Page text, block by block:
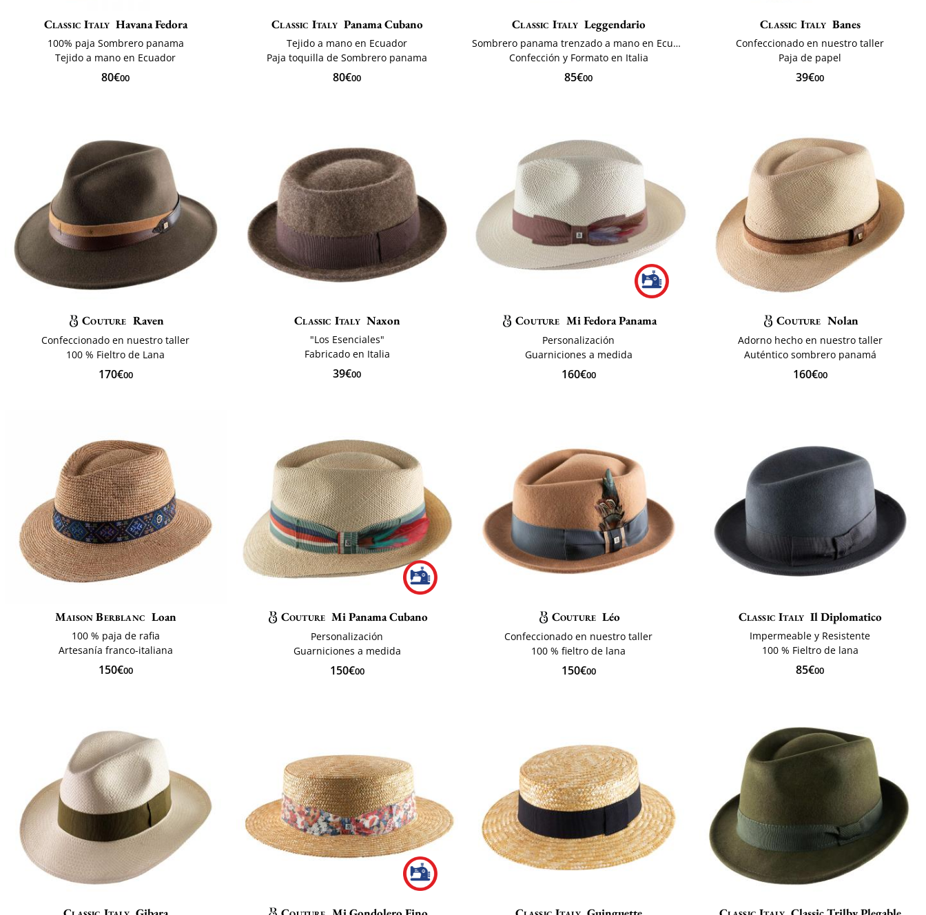
Classic Italy Havana Fedora
100% paja Sombrero panama
Tejido a mano en Ecuador
80€00
Classic Italy Panama Cubano
Tejido a mano en Ecuador
Paja toquilla de Sombrero panama
80€00
Classic Italy Leggendario
Sombrero panama trenzado a mano en Ecuador
Confección y Formato en Italia
85€00
Classic Italy Banes
Confeccionado en nuestro taller
Paja de papel
39€00
Couture Raven
Confeccionado en nuestro taller
100 % Fieltro de Lana
170€00
Classic Italy Naxon
"Los Esenciales"
Fabricado en Italia
39€00
Couture Mi Fedora Panama
Personalización
Guarniciones a medida
160€00
Couture Nolan
Adorno hecho en nuestro taller
Auténtico sombrero panamá
160€00
Maison Berblanc Loan
100 % paja de rafia
Artesanía franco-italiana
150€00
Couture Mi Panama Cubano
Personalización
Guarniciones a medida
150€00
Couture Léo
Confeccionado en nuestro taller
100 % fieltro de lana
150€00
Classic Italy Il Diplomatico
Impermeable y Resistente
100 % Fieltro de lana
85€00